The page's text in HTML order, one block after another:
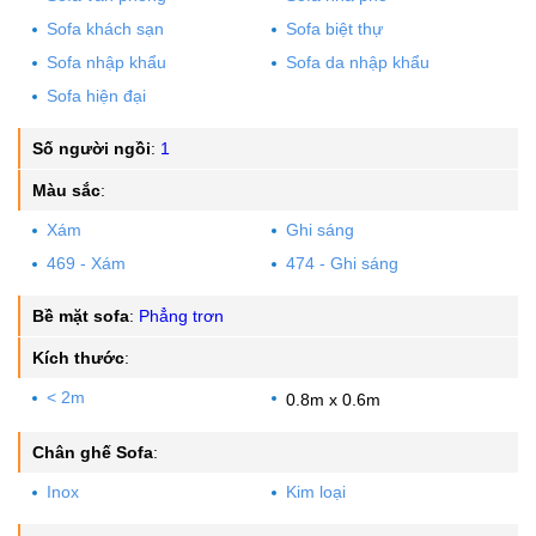
Sofa khách sạn
Sofa biệt thự
Sofa nhập khẩu
Sofa da nhập khẩu
Sofa hiện đại
Số người ngồi: 1
Màu sắc:
Xám
Ghi sáng
469 - Xám
474 - Ghi sáng
Bề mặt sofa: Phẳng trơn
Kích thước:
< 2m 0.8m x 0.6m
Chân ghế Sofa:
Inox Kim loại